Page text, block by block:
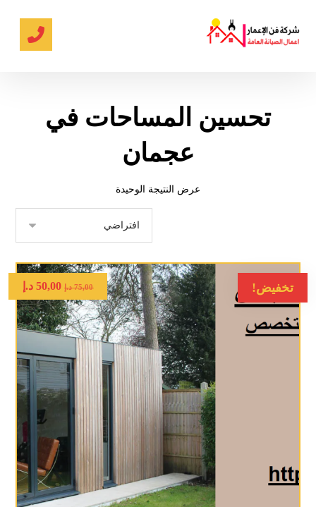
تحسين المساحات في
عجمان
عرض النتيجة الوحيدة
تخفيض! 75,00 د.إ 50,00 د.إ